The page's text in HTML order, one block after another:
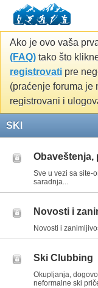
Ako je ovo vaša
(FAQ) tako što
registrovati pre
(praćenje foruma je
registrovani i
SKI
Obaveštenja,
Sve u vezi sa site-
saradnja...
Novosti i
Novosti i
Ski Clubbing
Okupljanja,
neformalne ski